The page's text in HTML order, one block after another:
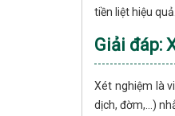
tiền liệt hiệu quả.
Giải đáp:
Xét nghiệm là
dịch, đờm,...)